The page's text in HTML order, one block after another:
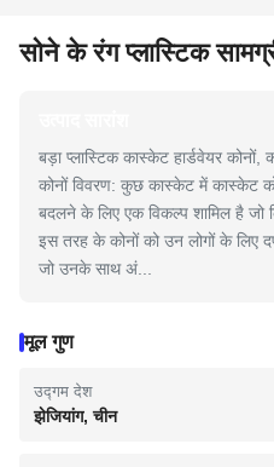
सोने के रंग प्लास्टिक
बड़ा प्लास्टिक कास्केट हार्डवेयर
कोनों विवरण: कुछ कास्केट में कास्केट
बदलने के लिए एक विकल्प शामिल है जो
इस तरह के कोनों को उन लोगों के लिए
जो उनके साथ अं...
मूल गुण
उद्गम देश
झेजियांग, चीन